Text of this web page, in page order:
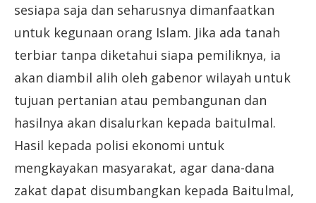
sesiapa saja dan seharusnya dimanfaatkan
untuk kegunaan orang Islam. Jika ada tanah
terbiar tanpa diketahui siapa pemiliknya, ia
akan diambil alih oleh gabenor wilayah untuk
tujuan pertanian atau pembangunan dan
hasilnya akan disalurkan kepada baitulmal.
Hasil kepada polisi ekonomi untuk
mengkayakan masyarakat, agar dana-dana
zakat dapat disumbangkan kepada Baitulmal,